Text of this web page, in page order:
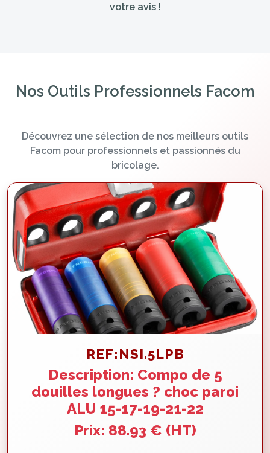
votre avis !
Nos Outils Professionnels Facom
Découvrez une sélection de nos meilleurs outils
Facom pour professionnels et passionnés du
bricolage.
REF:NSI.5LPB
Description: Compo de 5
douilles longues ? choc paroi
ALU 15-17-19-21-22
Prix: 88.93 € (HT)